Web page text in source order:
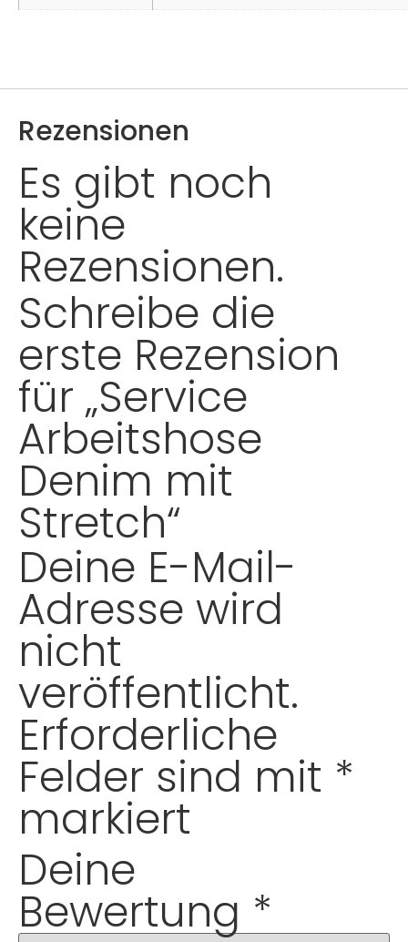
Rezensionen
Es gibt noch
keine
Rezensionen.
Schreibe die
erste Rezension
für „Service
Arbeitshose
Denim mit
Stretch“
Deine E-Mail-
Adresse wird
nicht
veröffentlicht.
Erforderliche
Felder sind mit *
markiert
Deine
Bewertung *